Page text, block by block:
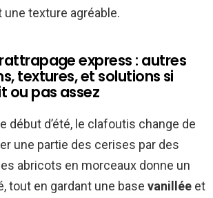
une texture agréable.
express : autres
textures, et solutions si
ou pas assez
début d’été, le clafoutis change de
une partie des cerises par des
abricots en morceaux donne un
tout en gardant une base vanillée et